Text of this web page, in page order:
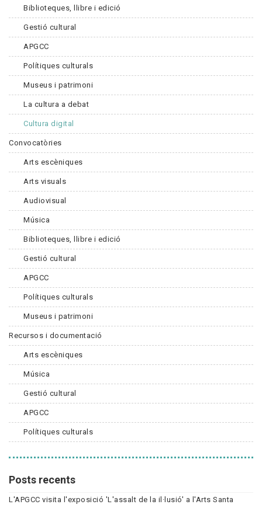
Biblioteques, llibre i edició
Gestió cultural
APGCC
Polítiques culturals
Museus i patrimoni
La cultura a debat
Cultura digital
Convocatòries
Arts escèniques
Arts visuals
Audiovisual
Música
Biblioteques, llibre i edició
Gestió cultural
APGCC
Polítiques culturals
Museus i patrimoni
Recursos i documentació
Arts escèniques
Música
Gestió cultural
APGCC
Polítiques culturals
Posts recents
L'APGCC visita l'exposició 'L'assalt de la il·lusió' a l'Arts Santa